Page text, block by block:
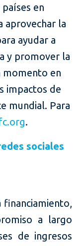
en
aprovechar la
ayudar a
y promover la
momento en
impactos de
mundial. Para
.
sociales
financiamiento,
a largo
de ingresos